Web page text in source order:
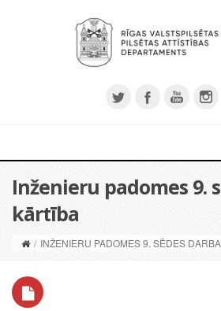
Inženieru padomes 9.
kārtība
/ INŽENIERU PADOMES 9. SĒDES